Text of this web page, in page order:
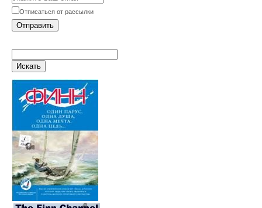
Отписаться от рассылки
Отправить
Искать